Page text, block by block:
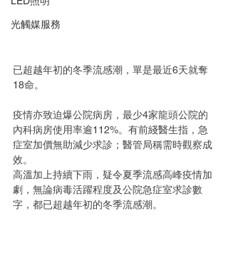
光觸媒服務
已超越年初的冬季流感潮，單是最近6天就奪
18命。
疫情亦致迫爆公院病房，最少4家龍頭公院的
內科病房使用率逾112%。有前綫醫生指，急
症室加價無助減少求診；醫管局稱需時觀察成
效。
高溫加上持續下雨，疑令夏季流感高峰疫情加
劇，無論病毒活躍程度及公院急症室求診數
字，都已超越年初的冬季流感潮。